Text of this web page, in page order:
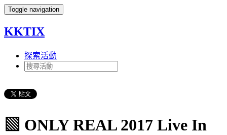
Toggle navigation
KKTIX
探索活動
▧ ONLY REAL 2017 Live In